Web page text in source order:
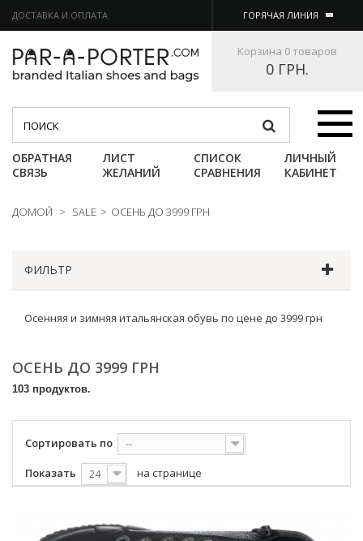
ДОСТАВКА И ОПЛАТА ГОРЯЧАЯ ЛИНИЯ
Корзина 0 товаров
0 ГРН.
Категории
ОБРАТНАЯ
СВЯЗЬ
ЛИСТ
ЖЕЛАНИЙ
СПИСОК
СРАВНЕНИЯ
ЛИЧНЫЙ
КАБИНЕТ
ДОМОЙ > SALE > ОСЕНЬ ДО 3999 ГРН
ФИЛЬТР
Осенняя и зимняя итальянская обувь по цене до 3999 грн
ОСЕНЬ ДО 3999 ГРН
103 продуктов.
Сортировать по --
Показать 24 на странице